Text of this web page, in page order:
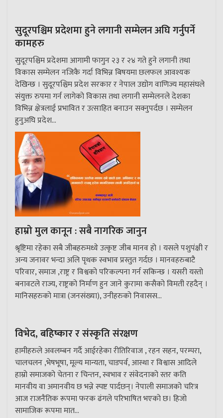
सुदूरपश्चिम प्रदेशमा हुने लगानी सम्मेलन अघि गर्नुपर्ने
कामहरु
सुदूरपश्चिम प्रदेशमा आगामी फागुन २३ र २४ गते हुने लगानी तथा
विकास सम्मेलन नजिकै गर्दा विभिन्न बिषयमा छलफल आवश्यक
देखिन्छ । सुदूरपश्चिम प्रदेश सरकार र नेपाल उद्योग वाणिज्य महासंघले
संयुक्त रुपमा गर्न लागेको विकास तथा लगानी सम्मेलनले देशका
विभिन्न क्षेत्रलाई प्रभावित र उत्साहित बनाउन सक्नुपर्दछ । सम्मेलन
हुनुअघि प्रदेश...
हाम्रो मुल कानून : सबै नागरिक जानुन
श्रृष्टिमा रहेका सबै जीबहरुमध्ये उत्कृष्ट जीब मानव हो । यसले पशुपंक्षी र
अन्य जनावर भन्दा अलि पृथक स्वभाव प्रस्तुत गर्दछ । मानवहरुबाटै
परिवार, समाज ,राष्ट्र र विश्वको परिकल्पना गर्न सकिन्छ । यसरी यस्तो
बनावटले राज्य, राष्ट्रको निर्माण हुन जाने कुरामा कसैको विमती रहदैन् ।
मानिसहरुको मात्रा (जनसंख्या), उनीहरुको निवासस...
विभेद, बहिष्कार र संस्कृति संरक्षण
हामीहरुले अवलम्बन गर्दै आईरहेका रीतिरिवाज , रहन सहन, परम्परा,
चालचलन ,भेषभूषा, मूल्य मान्यता, चाडपर्व, आस्था र विश्वास आदिले
हाम्रो समाजको चेतना र चिन्तन, स्वभाव र संवेदनाको स्तर कति
मानवीय वा अमानवीय छ भन्ने स्पष्ट पार्दछन्। नेपाली समाजको चरित्र
आज राजनैतिक रूपमा फरक ढंगले परिभाषित भएको छ। हिजो
सामाजिक रूपमा मात...